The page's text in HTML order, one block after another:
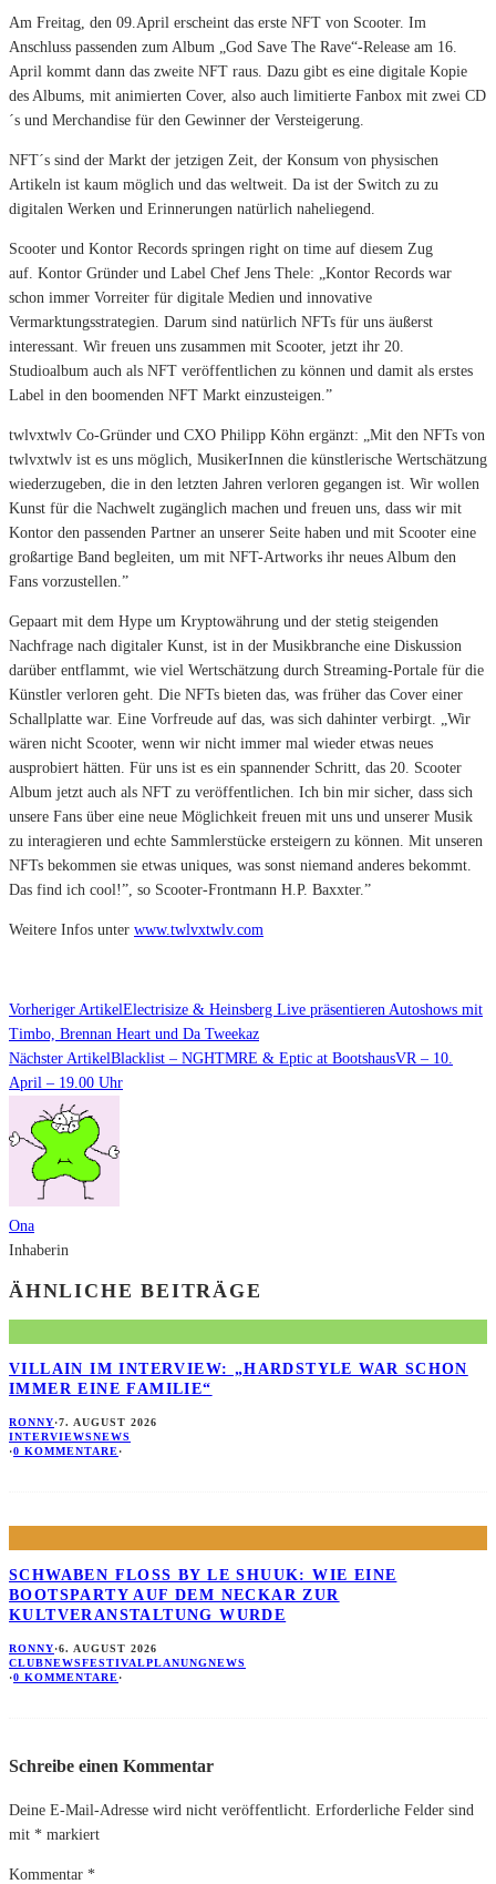
Am Freitag, den 09.April erscheint das erste NFT von Scooter. Im
Anschluss passenden zum Album „God Save The Rave“-Release am 16.
April kommt dann das zweite NFT raus. Dazu gibt es eine digitale Kopie
des Albums, mit animierten Cover, also auch limitierte Fanbox mit zwei CD
´s und Merchandise für den Gewinner der Versteigerung.
NFT´s sind der Markt der jetzigen Zeit, der Konsum von physischen
Artikeln ist kaum möglich und das weltweit. Da ist der Switch zu zu
digitalen Werken und Erinnerungen natürlich naheliegend.
Scooter und Kontor Records springen right on time auf diesem Zug
auf. Kontor Gründer und Label Chef Jens Thele: „Kontor Records war
schon immer Vorreiter für digitale Medien und innovative
Vermarktungsstrategien. Darum sind natürlich NFTs für uns äußerst
interessant. Wir freuen uns zusammen mit Scooter, jetzt ihr 20.
Studioalbum auch als NFT veröffentlichen zu können und damit als erstes
Label in den boomenden NFT Markt einzusteigen.”
twlvxtwlv Co-Gründer und CXO Philipp Köhn ergänzt: „Mit den NFTs von
twlvxtwlv ist es uns möglich, MusikerInnen die künstlerische Wertschätzung
wiederzugeben, die in den letzten Jahren verloren gegangen ist. Wir wollen
Kunst für die Nachwelt zugänglich machen und freuen uns, dass wir mit
Kontor den passenden Partner an unserer Seite haben und mit Scooter eine
großartige Band begleiten, um mit NFT-Artworks ihr neues Album den
Fans vorzustellen.”
Gepaart mit dem Hype um Kryptowährung und der stetig steigenden
Nachfrage nach digitaler Kunst, ist in der Musikbranche eine Diskussion
darüber entflammt, wie viel Wertschätzung durch Streaming-Portale für die
Künstler verloren geht. Die NFTs bieten das, was früher das Cover einer
Schallplatte war. Eine Vorfreude auf das, was sich dahinter verbirgt. „Wir
wären nicht Scooter, wenn wir nicht immer mal wieder etwas neues
ausprobiert hätten. Für uns ist es ein spannender Schritt, das 20. Scooter
Album jetzt auch als NFT zu veröffentlichen. Ich bin mir sicher, dass sich
unsere Fans über eine neue Möglichkeit freuen mit uns und unserer Musik
zu interagieren und echte Sammlerstücke ersteigern zu können. Mit unseren
NFTs bekommen sie etwas uniques, was sonst niemand anderes bekommt.
Das find ich cool!”, so Scooter-Frontmann H.P. Baxxter.”
Weitere Infos unter www.twlvxtwlv.com
Vorheriger ArtikelElectrisize & Heinsberg Live präsentieren Autoshows mit
Timbo, Brennan Heart und Da Tweekaz
Nächster ArtikelBlacklist – NGHTMRE & Eptic at BootshausVR – 10.
April – 19.00 Uhr
Ona
Inhaberin
ÄHNLICHE BEITRÄGE
VILLAIN IM INTERVIEW: „HARDSTYLE WAR SCHON
IMMER EINE FAMILIE“
RONNY·7. AUGUST 2026
INTERVIEWSNEWS
·0 KOMMENTARE·
SCHWABEN FLOSS BY LE SHUUK: WIE EINE B
OOTSPARTY AUF DEM NECKAR ZUR K
ULTVERANSTALTUNG WURDE
RONNY·6. AUGUST 2026
CLUBNEWSFESTIVALPLANUNGNEWS
·0 KOMMENTARE·
Schreibe einen Kommentar
Deine E-Mail-Adresse wird nicht veröffentlicht. Erforderliche Felder sind
mit * markiert
Kommentar *